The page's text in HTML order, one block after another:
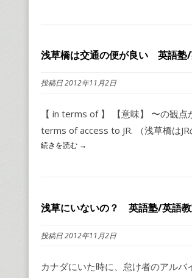
浅草橋は交通の便が良い 英語
投稿日 2012年11月2日
【 in terms of 】 【意味】 〜の観
terms of access to JR. （浅草橋は
続きを読む →
浅草にいないの？ 英語塾/英語
投稿日 2012年11月2日
カナダにいた時に、怠け者のアル